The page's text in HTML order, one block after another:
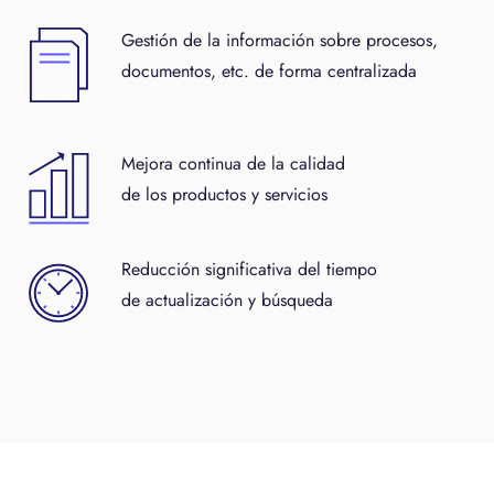
Gestión de la información sobre procesos,
documentos, etc. de forma centralizada
Mejora continua de la calidad
de los productos y servicios
Reducción significativa del tiempo
de actualización y búsqueda